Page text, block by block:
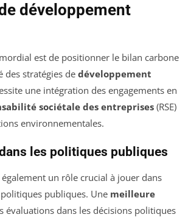
développement
est de positionner le bilan carbone
des stratégies de développement
une intégration des engagements en
sociétale des entreprises (RSE)
environnementales.
les politiques publiques
un rôle crucial à jouer dans
publiques. Une meilleure
évaluations dans les décisions politiques